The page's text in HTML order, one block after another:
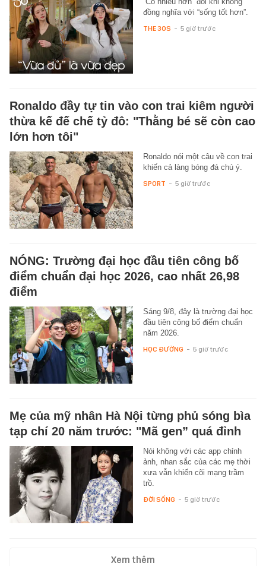
đồng nghĩa với “sống tốt hơn”.
THE 30S - 5 giờ trước
Ronaldo đầy tự tin vào con trai kiêm người
thừa kế đế chế tỷ đô: "Thằng bé sẽ còn cao
lớn hơn tôi"
Ronaldo nói một câu về con trai
khiến cả làng bóng đá chú ý.
SPORT - 5 giờ trước
NÓNG: Trường đại học đầu tiên công bố
điểm chuẩn đại học 2026, cao nhất 26,98
điểm
Sáng 9/8, đây là trường đại học
đầu tiên công bố điểm chuẩn
năm 2026.
HỌC ĐƯỜNG - 5 giờ trước
Mẹ của mỹ nhân Hà Nội từng phủ sóng bìa
tạp chí 20 năm trước: "Mã gen” quá đỉnh
Nói không với các app chỉnh
ảnh, nhan sắc của các mẹ thời
xưa vẫn khiến cõi mạng trầm
trồ.
ĐỜI SỐNG - 5 giờ trước
Xem thêm